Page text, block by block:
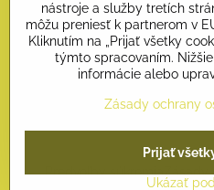
Kontakty
Naši priatelia
©2026
Predvoľby súkromiaZásady
nástroje a služby tretích
môžu preniesť k partnerom v
Kliknutím na „Prijať všetky
týmto spracovaním.
informácie alebo
Zásady ochrany
Ukázať
Prijať